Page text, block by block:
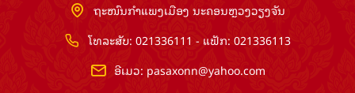
ຖະໜົນກຳແພງເມືອງ ນະຄອນຫຼວງວຽງຈັນ
ໂທລະສັບ: 021336111 - ແຟັກ: 021336113
ອີເມວ: pasaxonn@yahoo.com